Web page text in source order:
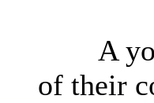
A
of their